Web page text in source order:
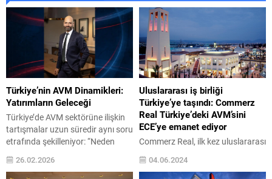
Türkiye’nin AVM Dinamikleri:
Yatırımların Geleceği
Türkiye’de AVM sektörüne ilişkin
tartışmalar uzun süredir aynı soru
etrafında şekilleniyor: “Neden
artık yeni AVM yatırımı
yapılmıyor?” Bu soruya verilen
26.02.2026
Uluslararası iş birliği
Türkiye’ye taşındı: Commerz
Real Türkiye’deki AVM’sini
ECE’ye emanet ediyor
Commerz Real, ilk kez uluslararası
alışveriş merkezlerinden birinin
yönetimini, ECE Marketplaces’ın
04.06.2024